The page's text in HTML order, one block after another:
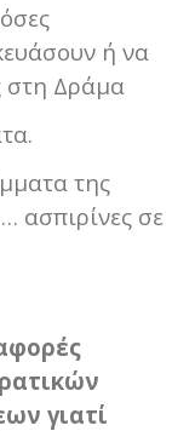
ή να
στη Δράμα
της
ασπιρίνες σε
γιατί